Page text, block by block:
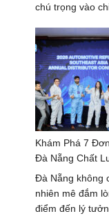
chú trọng vào
Khám Phá 7
Đà Nẵng Chất
Đà Nẵng không
nhiên mê đắm
điểm đến lý